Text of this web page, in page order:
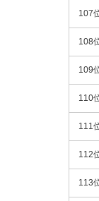
107
108
109
110
111
112
113